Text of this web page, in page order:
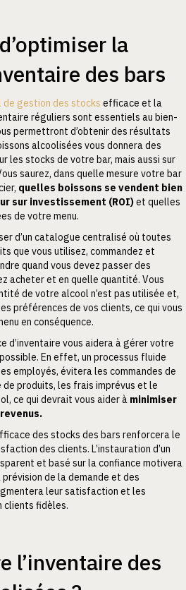
la
des bars
de gestion des stocks efficace et la
réguliers sont essentiels au bien-
permettront d’obtenir des résultats
alcoolisées vous donnera des
les stocks de votre bar, mais aussi sur
saurez, dans quelle mesure votre bar
quelles boissons se vendent bien
sur investissement (ROI)et quelles
de votre menu.
d’un catalogue centralisé où toutes
que vous utilisez, commandez et
quand vous devez passer des
acheter et en quelle quantité. Vous
de votre alcool n’est pas utilisée et,
préférences de vos clients, ce qui vous
en conséquence.
d’inventaire vous aidera à gérer votre
En effet, un processus fluide
employés, évitera les commandes de
produits, les frais imprévus et le
ce qui devrait vous aider à minimiser
des stocks des bars renforcera le
des clients. L’instauration d’un
et basé sur la confiance motivera
de la demande et des
leur satisfaction et les
clients fidèles.
l’inventaire des